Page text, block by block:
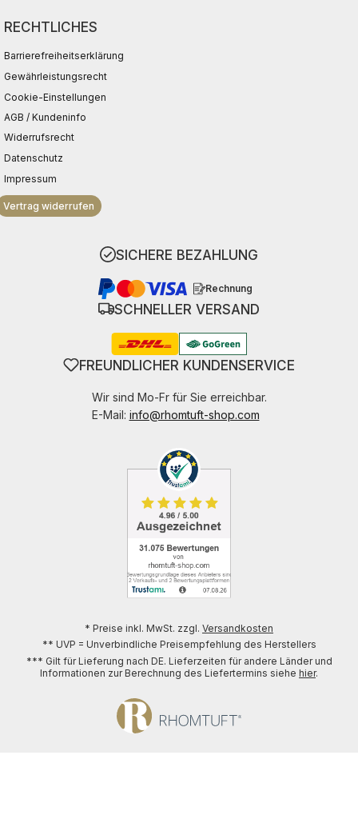
RECHTLICHES
Barrierefreiheitserklärung
Gewährleistungsrecht
Cookie-Einstellungen
AGB / Kundeninfo
Widerrufsrecht
Datenschutz
Impressum
Vertrag widerrufen
SICHERE BEZAHLUNG
Rechnung
SCHNELLER VERSAND
FREUNDLICHER KUNDENSERVICE
Wir sind Mo-Fr für Sie erreichbar.
E-Mail: info@rhomtuft-shop.com
* Preise inkl. MwSt. zzgl. Versandkosten
** UVP = Unverbindliche Preisempfehlung des Herstellers
*** Gilt für Lieferung nach DE. Lieferzeiten für andere Länder und
Informationen zur Berechnung des Liefertermins siehe hier.